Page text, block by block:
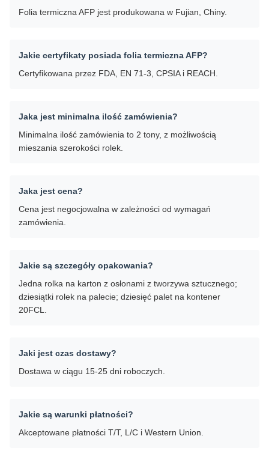
Folia termiczna AFP jest produkowana w Fujian, Chiny.
Jakie certyfikaty posiada folia termiczna AFP?
Certyfikowana przez FDA, EN 71-3, CPSIA i REACH.
Jaka jest minimalna ilość zamówienia?
Minimalna ilość zamówienia to 2 tony, z możliwością
mieszania szerokości rolek.
Jaka jest cena?
Cena jest negocjowalna w zależności od wymagań
zamówienia.
Jakie są szczegóły opakowania?
Jedna rolka na karton z osłonami z tworzywa sztucznego;
dziesiątki rolek na palecie; dziesięć palet na kontener
20FCL.
Jaki jest czas dostawy?
Dostawa w ciągu 15-25 dni roboczych.
Jakie są warunki płatności?
Akceptowane płatności T/T, L/C i Western Union.